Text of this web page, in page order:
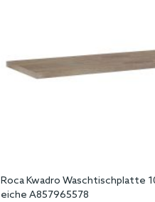
Roca Kwadro Waschtischplatte
eiche A857965578